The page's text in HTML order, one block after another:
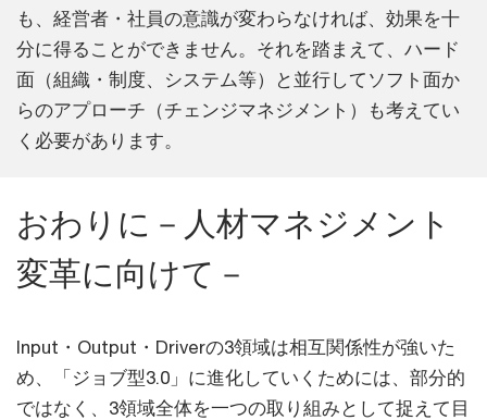
も、経営者・社員の意識が変わらなければ、効果を十
分に得ることができません。それを踏まえて、ハード
面（組織・制度、システム等）と並行してソフト面か
らのアプローチ（チェンジマネジメント）も考えてい
く必要があります。
おわりに－人材マネジメント
変革に向けて－
Input・Output・Driverの3領域は相互関係性が強いた
め、「ジョブ型3.0」に進化していくためには、部分的
ではなく、3領域全体を一つの取り組みとして捉えて目